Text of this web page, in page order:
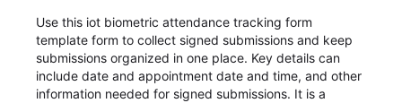
Use this iot biometric attendance tracking form
template form to collect signed submissions and keep
submissions organized in one place. Key details can
include date and appointment date and time, and other
information needed for signed submissions. It is a